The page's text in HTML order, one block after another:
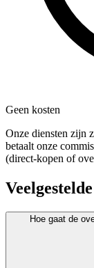
Geen kosten
Onze diensten zijn
betaalt onze
(direct-kopen of
Hoe gaat de